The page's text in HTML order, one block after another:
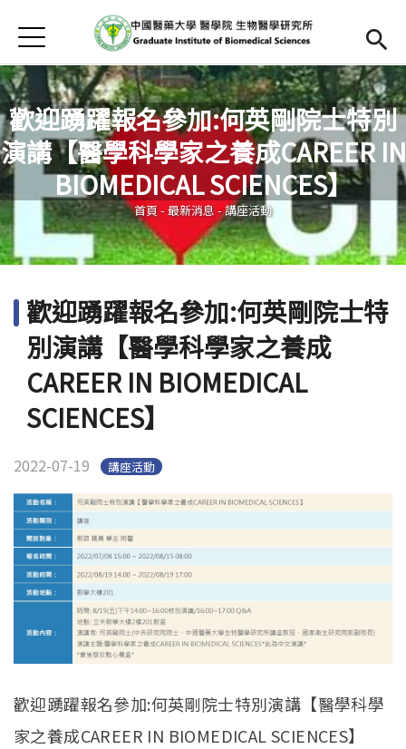
首頁
首頁
最新消息
本所簡介
Open submenu (師資陣容)
師資陣容
Open submenu (課程資訊)
課程資訊
檔案下載
法規辦法
歡迎踴躍報名參加:何英剛院士特別
演講【醫學科學家之養成CAREER IN
BIOMEDICAL SCIENCES】
您在這裡
首頁-最新消息-講座活動
歡迎踴躍報名參加:何英剛院士特
別演講【醫學科學家之養成
CAREER IN BIOMEDICAL
SCIENCES】
2022-07-19 講座活動
歡迎踴躍報名參加:何英剛院士特別演講【醫學科學
家之養成CAREER IN BIOMEDICAL SCIENCES】